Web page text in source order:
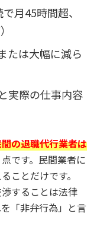
月45時間超、
たは大幅に減ら
実際の仕事内容
の退職代行業者は
です。民間業者に
ことだけです。
することは法律
「非弁行為」と言